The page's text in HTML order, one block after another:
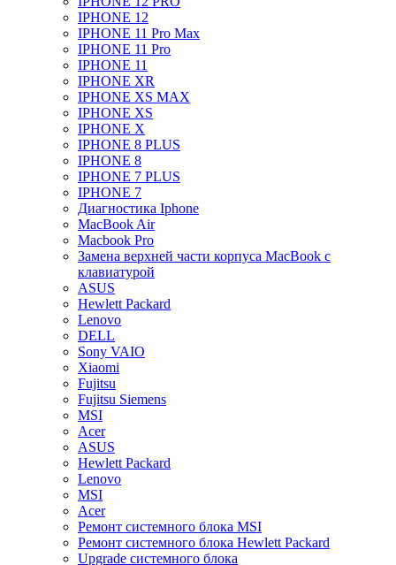
IPHONE 12
IPHONE 11 Pro Max
IPHONE 11 Pro
IPHONE 11
IPHONE XR
IPHONE XS MAX
IPHONE XS
IPHONE X
IPHONE 8 PLUS
IPHONE 8
IPHONE 7 PLUS
IPHONE 7
Диагностика Iphone
MacBook Air
Macbook Pro
Замена верхней части корпуса MacBook с
клавиатурой
ASUS
Hewlett Packard
Lenovo
DELL
Sony VAIO
Xiaomi
Fujitsu
Fujitsu Siemens
MSI
Acer
ASUS
Hewlett Packard
Lenovo
MSI
Acer
Ремонт системного блока MSI
Ремонт системного блока Hewlett Packard
Upgrade системного блока